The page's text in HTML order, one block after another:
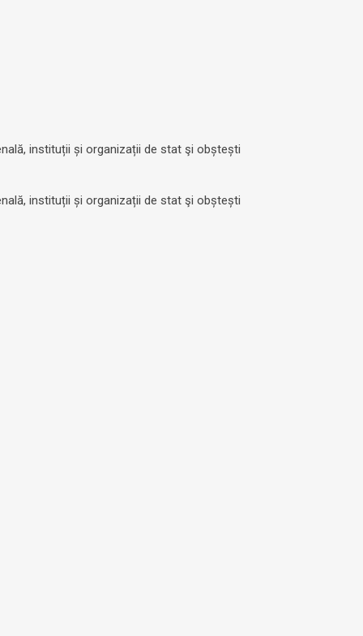
instituții și organizații de stat şi obștești
instituții și organizații de stat şi obștești